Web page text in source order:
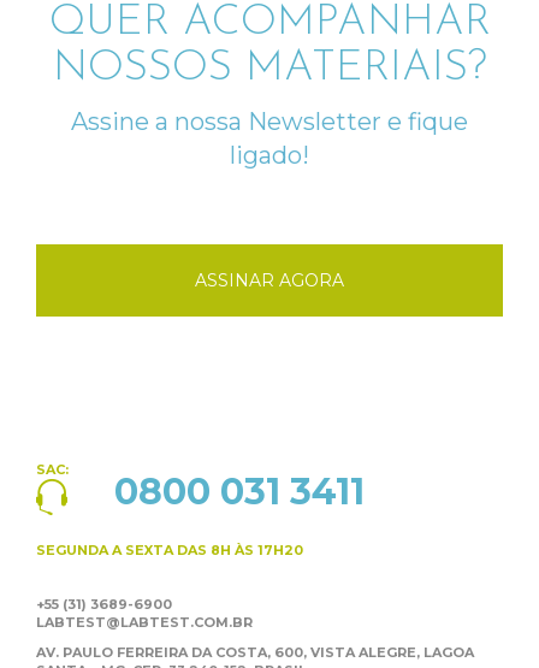
QUER ACOMPANHAR
NOSSOS MATERIAIS?
Assine a nossa Newsletter e fique
ligado!
ASSINAR AGORA
SAC: 0800 031 3411
SEGUNDA A SEXTA DAS 8H ÀS 17H20
+55 (31) 3689-6900
LABTEST@LABTEST.COM.BR
AV. PAULO FERREIRA DA COSTA, 600, VISTA ALEGRE, LAGOA